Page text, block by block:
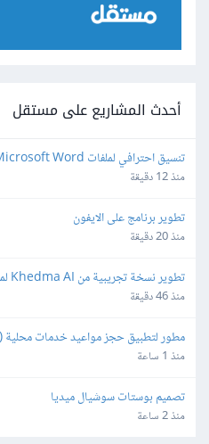
أحدث المشاريع على مستقل
تنسيق احترافي لملفات Microsoft Word
منذ 12 دقيقة
تطوير برنامج على الايفون
منذ 20 دقيقة
تطوير نسخة تجريبية من Khedma AI لمساعدة المتاجر
منذ 46 دقيقة
مطور لتطبيق حجز مواعيد خدمات محلية
منذ 1 ساعة
تصميم بوستات سوشيال ميديا
منذ 2 ساعة